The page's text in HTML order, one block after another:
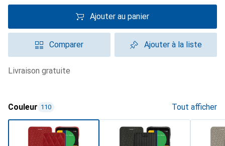
Ajouter au panier
Comparer Ajouter à la liste
livraison gratuite
Couleur 110 Tout afficher